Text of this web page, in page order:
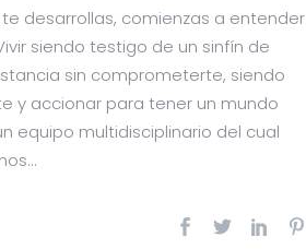
desarrollas, comienzas a entender
siendo testigo de un sinfín de
sin comprometerte, siendo
y accionar para tener un mundo
equipo multidisciplinario del cual